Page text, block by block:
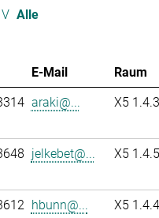
V Alle
E-Mail
Raum
araki@... X5
jelkebet@... X5
hbunn@... X5